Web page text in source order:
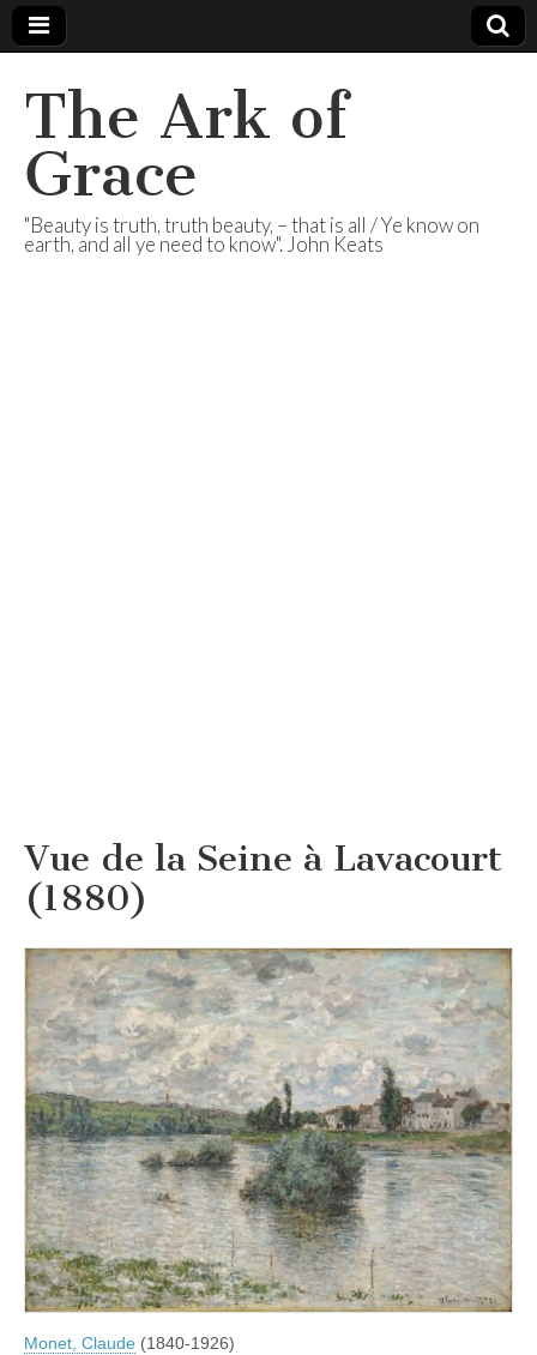
The Ark of
Grace
"Beauty is truth, truth beauty, – that is all / Ye know on
earth, and all ye need to know". John Keats
Vue de la Seine à Lavacourt
(1880)
Monet, Claude (1840-1926)